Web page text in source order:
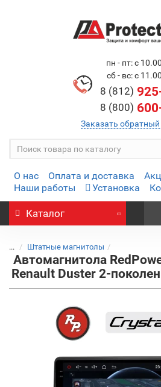
пн - пт: с
сб - вс: с
8 (812)
8 (800)
Заказать обратный
О нас Оплата и доставка
Наши работы
Установка
Каталог
... Штатные магнитолы
Автомагнитола
Renault Duster 2-